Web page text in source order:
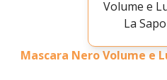
Mascara Nero Volume e